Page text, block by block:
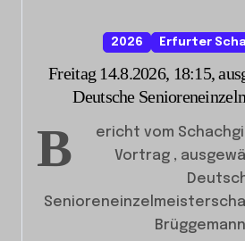
2026 Erfurter
Freitag 14.8.2026, 18:15,
Deutsche
B
ericht vom
Vortrag ,
Brüggemann